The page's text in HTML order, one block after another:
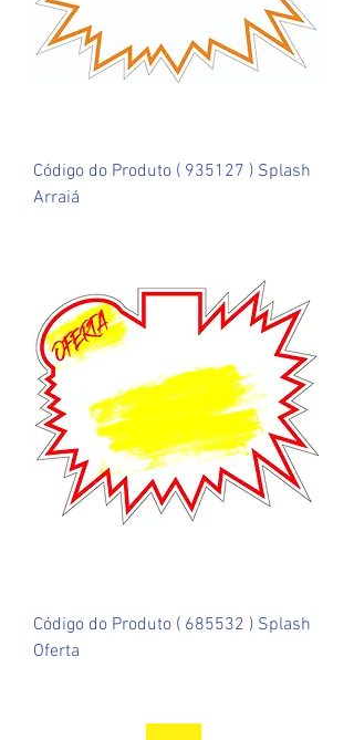
Código do Produto ( 935127 ) Splash
Arraiá
Código do Produto ( 685532 ) Splash
Oferta